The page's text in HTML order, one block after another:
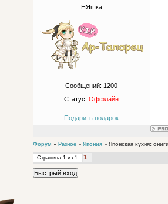
НЯшка
Сообщений: 1200
Статус:Оффлайн
Подарить подарок
Форум » Разное » Япония » Японская кухня:
Страница 1 из 1 1